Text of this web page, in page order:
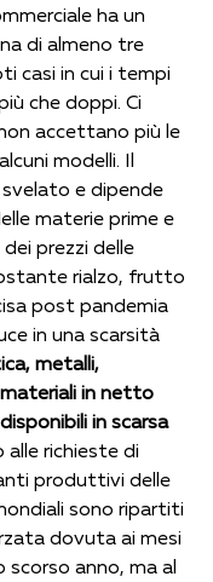
ha un
di almeno tre
casi in cui i tempi
che doppi. Ci
accettano più le
modelli. Il
e dipende
materie prime e
prezzi delle
rialzo, frutto
post pandemia
in una scarsità
metalli,
in netto
in scarsa
richieste di
produttivi delle
sono ripartiti
dovuta ai mesi
scorso anno, ma al